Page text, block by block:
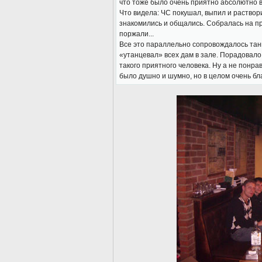
что тоже было очень приятно абсолютно
Что видела: ЧС покушал, выпил и
знакомились и общались. Собралась на
поржали...
Все это параллельно сопровождалось
«утанцевал» всех дам в зале.
такого приятного человека. Ну а не
было душно и шумно, но в целом очень